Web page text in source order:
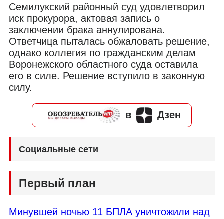
Семилукский районный суд удовлетворил
иск прокурора, актовая запись о
заключении брака аннулирована.
Ответчица пыталась обжаловать решение,
однако коллегия по гражданским делам
Воронежского областного суда оставила
его в силе. Решение вступило в законную
силу.
в Дзен
Социальные сети
Первый план
Минувшей ночью 11 БПЛА уничтожили над